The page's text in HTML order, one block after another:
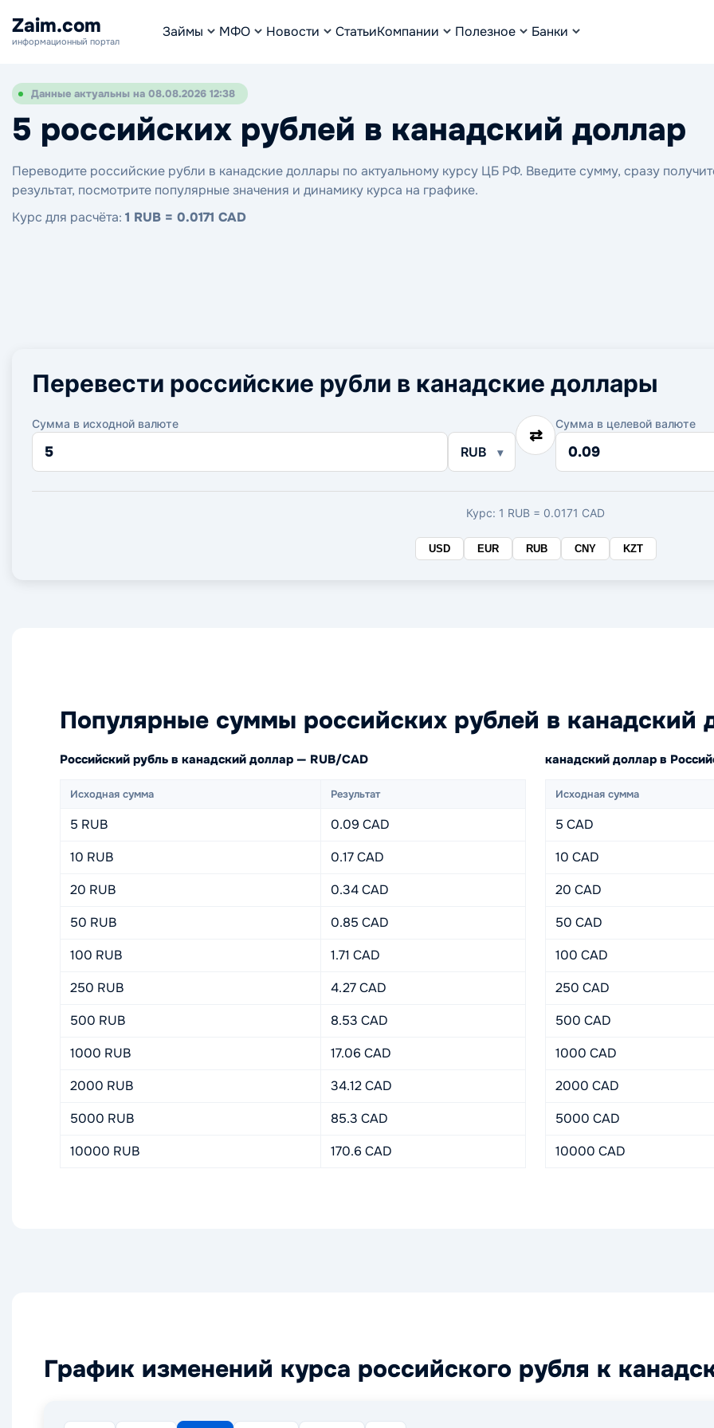
Zaim.com
информационный портал
Займы МФО Новости СтатьиКомпании Полезное Банки
Данные актуальны на 08.08.2026 12:38
5 российских рублей в канадский доллар
Переводите российские рубли в канадские доллары по актуальному курсу ЦБ РФ. Введите сумму, сразу
результат, посмотрите популярные значения и динамику курса на графике.
Курс для расчёта: 1 RUB = 0.0171 CAD
Перевести российские рубли в канадские доллары
Сумма в исходной валюте
Сумма
RUB
⇄
Сумма в целевой валюте
Сумма
Курс: 1 RUB = 0.0171 CAD
USD EUR RUB CNY KZT
Популярные суммы российских рублей в канадский
Российский рубль в канадский доллар — RUB/CAD
Исходная сумма Результат
5 RUB
0.09 CAD
10 RUB
0.17 CAD
20 RUB
0.34 CAD
50 RUB
0.85 CAD
100 RUB
1.71 CAD
250 RUB
4.27 CAD
500 RUB
8.53 CAD
1000 RUB
17.06 CAD
2000 RUB
34.12 CAD
5000 RUB
85.3 CAD
10000 RUB
170.6 CAD
канадский доллар в
Исходная сумма
5 CAD
10 CAD
20 CAD
50 CAD
100 CAD
250 CAD
500 CAD
1000 CAD
2000 CAD
5000 CAD
10000 CAD
График изменений курса российского рубля к